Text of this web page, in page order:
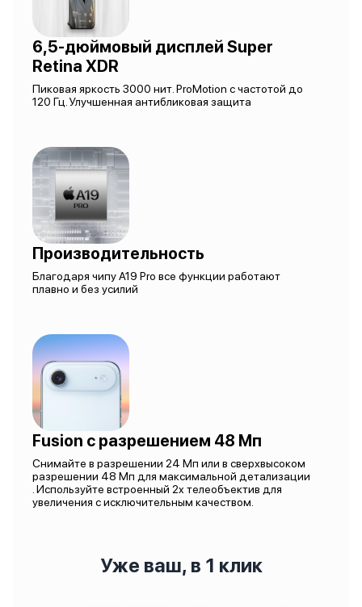
6,5-дюймовый дисплей Super
Retina XDR
Пиковая яркость 3000 нит. ProMotion с частотой до
120 Гц. Улучшенная антибликовая защита
Производительность
Благодаря чипу A19 Pro все функции работают
плавно и без усилий
Fusion с разрешением 48 Мп
Снимайте в разрешении 24 Мп или в сверхвысоком
разрешении 48 Мп для максимальной детализации
. Используйте встроенный 2x телеобъектив для
увеличения с исключительным качеством.
Уже ваш, в 1 клик